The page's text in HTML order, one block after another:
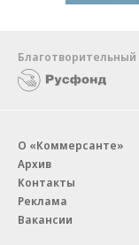
О «Коммерсанте»
Архив
Контакты
Реклама
Вакансии